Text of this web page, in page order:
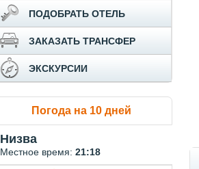
ПОДОБРАТЬ ОТЕЛЬ
ЗАКАЗАТЬ ТРАНСФЕР
ЭКСКУРСИИ
Погода на 10 дней
Низва
Местное время: 21:18